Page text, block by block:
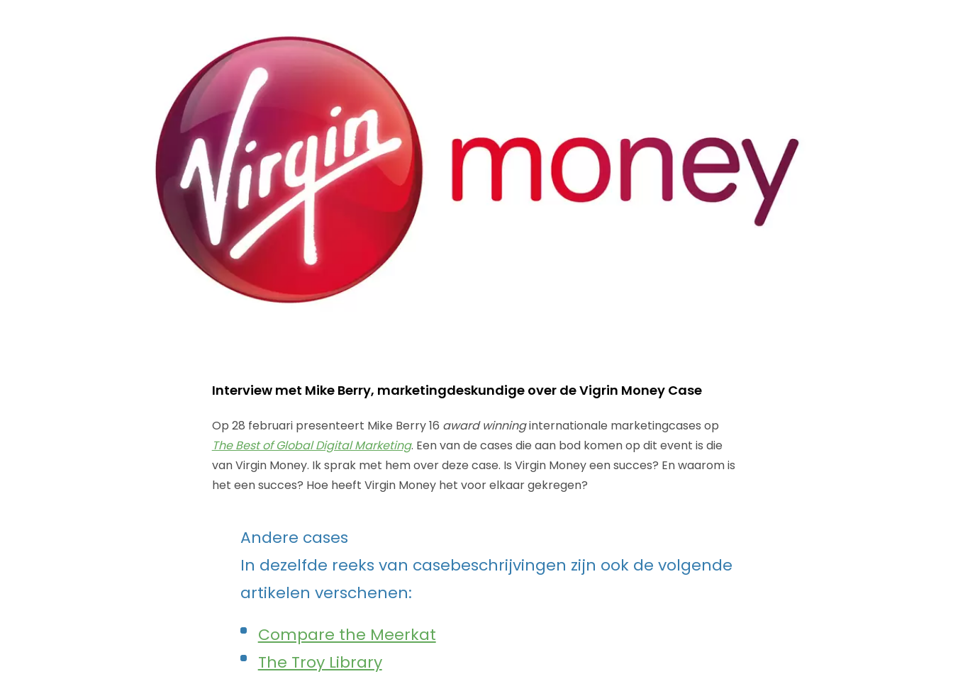
Interview met Mike Berry, marketingdeskundige over de Vigrin Money Case
Op 28 februari presenteert Mike Berry 16 award winninginternationale marketingcases op
The Best of Global Digital Marketing. Een van de cases die aan bod komen op dit event is die
van Virgin Money. Ik sprak met hem over deze case. Is Virgin Money een succes? En waarom is
het een succes? Hoe heeft Virgin Money het voor elkaar gekregen?
Andere cases
In dezelfde reeks van casebeschrijvingen zijn ook de volgende
artikelen verschenen:
Compare the Meerkat
The Troy Library